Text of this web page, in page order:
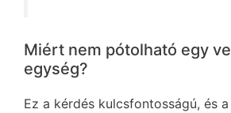
Miért nem pótolható egy
egység?
Ez a kérdés kulcsfontosságú, és